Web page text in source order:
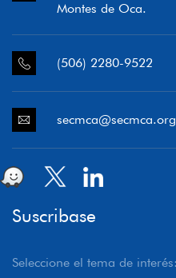
Montes de Oca.
(506) 2280-9522
secmca@secmca.org
Suscribase
Seleccione el tema de interés: